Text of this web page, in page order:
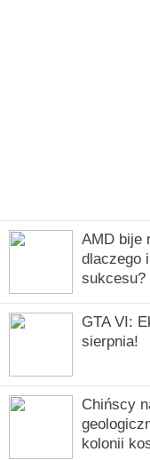
AMD bije
dlaczego
sukcesu?
GTA VI:
sierpnia!
Chińscy
kolonii